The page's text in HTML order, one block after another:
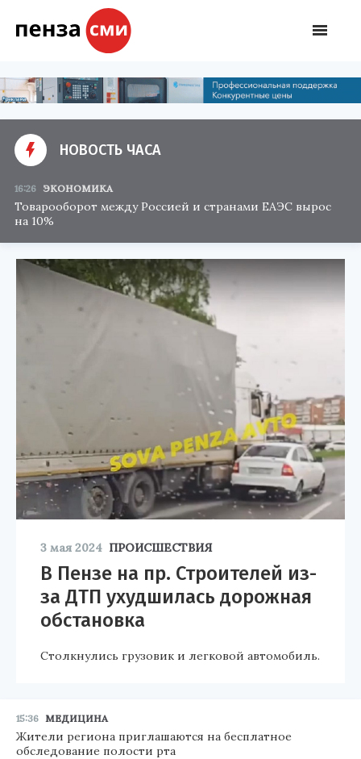
НОВОСТЬ ЧАСА
16:26 ЭКОНОМИКА
Товарооборот между Россией и странами ЕАЭС вырос
на 10%
3 мая 2024 ПРОИСШЕСТВИЯ
В Пензе на пр. Строителей из-
за ДТП ухудшилась дорожная
обстановка
Столкнулись грузовик и легковой автомобиль.
15:36 МЕДИЦИНА
Жители региона приглашаются на бесплатное
обследование полости рта